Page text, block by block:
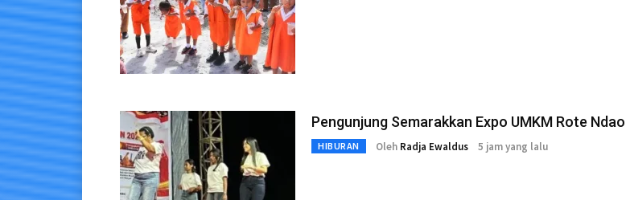
Pengunjung Semarakkan Expo UMKM Rote Ndao
HIBURAN Oleh Radja Ewaldus 5 jam yang lalu